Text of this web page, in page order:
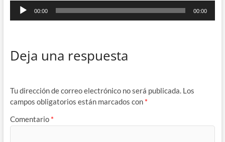
Reproductor
00:00 00:00
Deja una respuesta
Tu dirección de correo electrónico no será publicada. Los
campos obligatorios están marcados con *
Comentario *